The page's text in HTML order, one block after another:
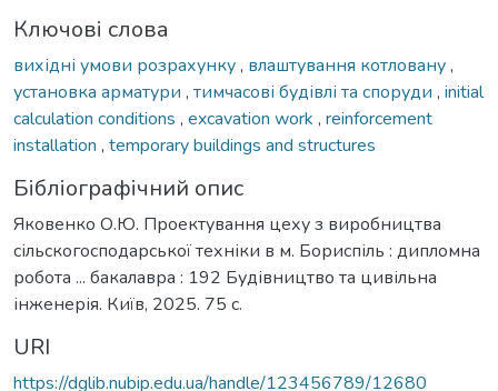
Ключові слова
вихідні умови розрахунку, влаштування котловану,
установка арматури , тимчасові будівлі та споруди , initial
calculation conditions , excavation work , reinforcement
installation , temporary buildings and structures
Бібліографічний опис
Яковенко О.Ю. Проектування цеху з виробництва
сільскогосподарської техніки в м. Бориспіль : дипломна
робота ... бакалавра : 192 Будівництво та цивільна
інженерія. Київ, 2025. 75 с.
URI
https://dglib.nubip.edu.ua/handle/123456789/12680